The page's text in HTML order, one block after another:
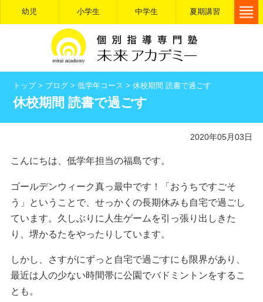
幼児 小学生 中学生 夏期講習
トップ> ブログ >低学年コース >休校期間 読書で過ごす
休校期間 読書で過ごす
2020年05月03日
こんにちは、低学年担当の福島です。
ゴールデンウィーク真っ最中です！「おうちですごそ
う」ということで、せっかくの長期休みも自宅で過ごし
ています。久しぶりに人生ゲームを引っ張り出しきた
り、堺かるたをやったりしています。
しかし、さすがにずっと自宅で過ごすにも限界があり、
最近は人の少ない時間帯に公園でバドミントンをするこ
とも。